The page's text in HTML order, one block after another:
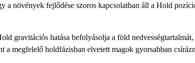
a növények fejlődése szoros kapcsolatban áll a Hold
gravitációs hatása befolyásolja a föld
a megfelelő holdfázisban elvetett magok gyorsabban